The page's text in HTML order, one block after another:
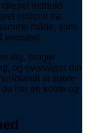
indhold
indhold fra
måde, som
websted.
dig, bruger
og overvåger din
at spore
har en konto og